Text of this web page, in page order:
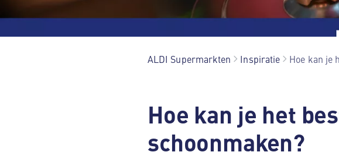
ALDI Supermarkten Inspiratie Hoe kan je
Hoe kan je het
schoonmaken?